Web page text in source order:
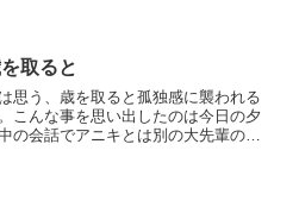
大阪のアムザで...
取ると
思う、歳を取ると孤独感に襲われる
こんな事を思い出したのは今日の夕
の会話でアニキとは別の大先輩の事